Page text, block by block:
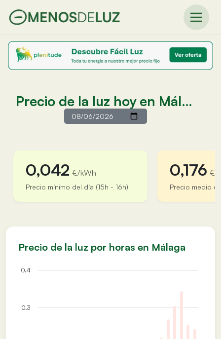
Precio de la luz hoy en Málaga
0,042 €/kWh
Precio mínimo del día (15h - 16h)
0,176 €/
Precio medio
Precio de la luz por horas en Málaga
0.3
0.4